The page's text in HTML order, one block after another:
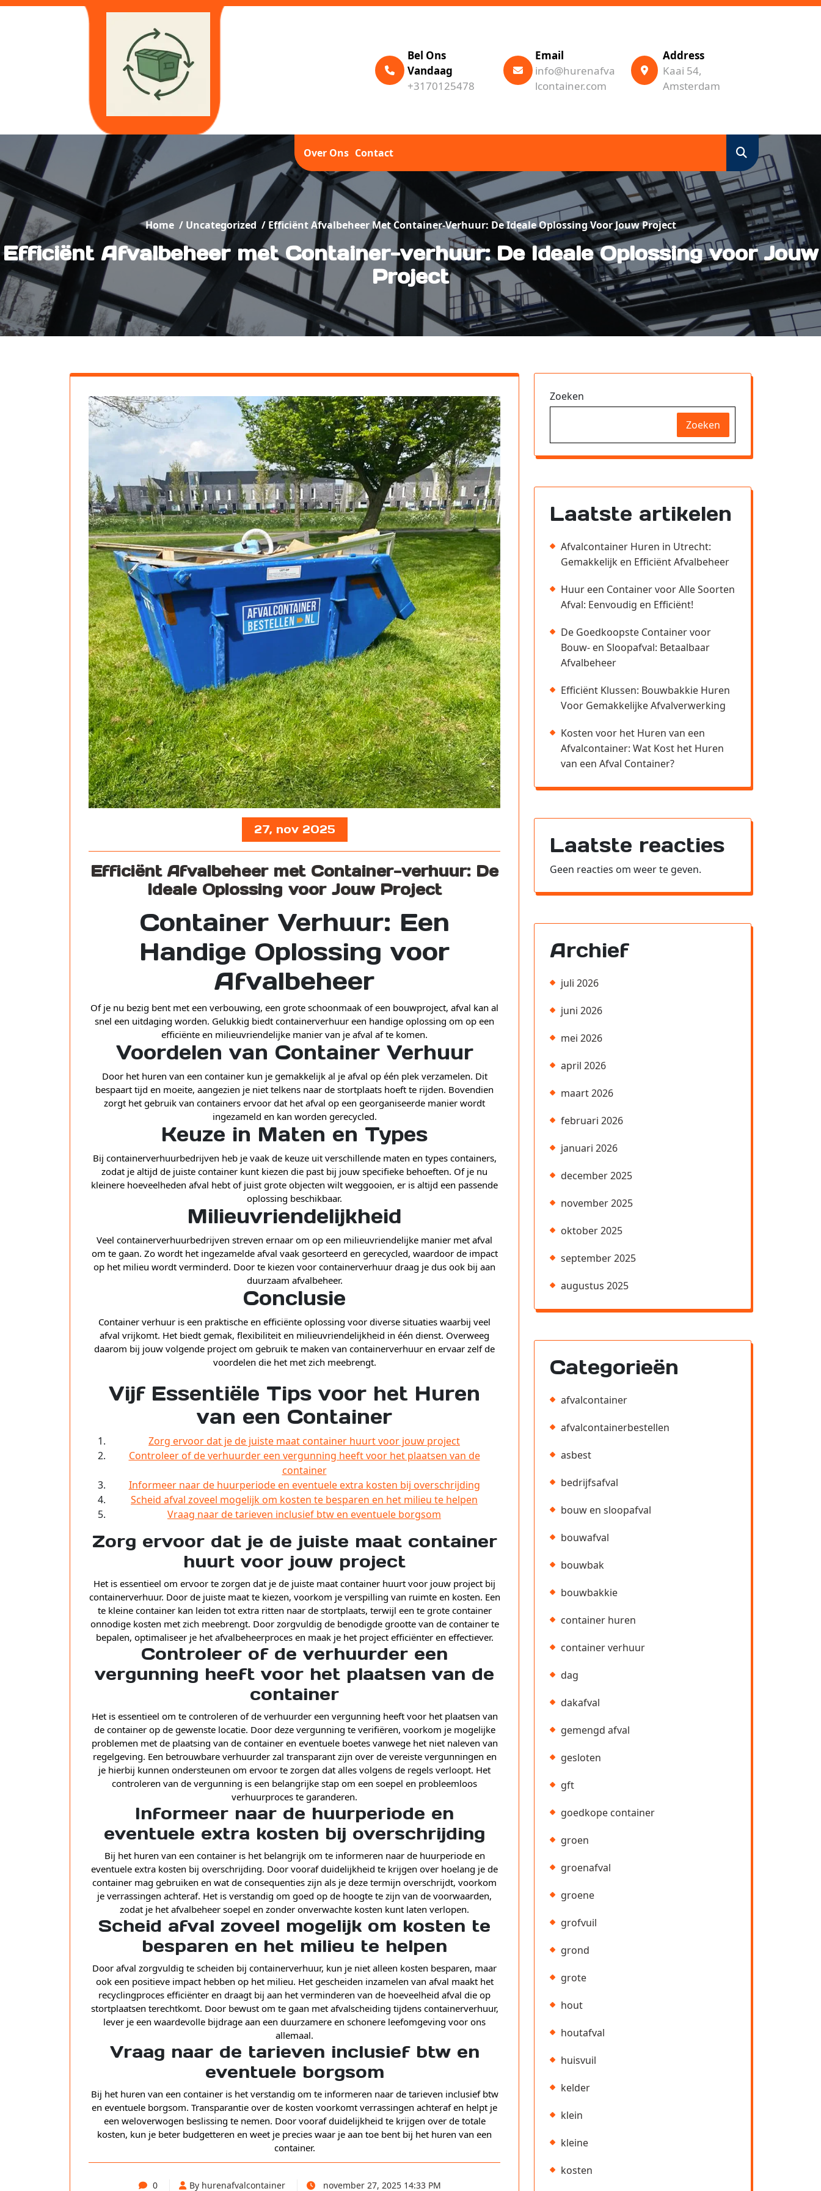
Skip
Bel Ons
Vandaag
+3170125478
Email
info@hurenafva
lcontainer.com
Address
Kaai 54,
Amsterdam
Over Ons Contact
Home/ Uncategorized/ Efficiënt Afvalbeheer Met Container-Verhuur: De Ideale Oplossing Voor Jouw Project
Efficiënt Afvalbeheer met Container-verhuur: De Ideale Oplossing voor Jouw
Project
27, nov 2025
Efficiënt Afvalbeheer met Container-verhuur: De
Ideale Oplossing voor Jouw Project
Container Verhuur: Een
Handige Oplossing voor
Afvalbeheer
Of je nu bezig bent met een verbouwing, een grote schoonmaak of een bouwproject, afval kan al
snel een uitdaging worden. Gelukkig biedt containerverhuur een handige oplossing om op een
efficiënte en milieuvriendelijke manier van je afval af te komen.
Voordelen van Container Verhuur
Door het huren van een container kun je gemakkelijk al je afval op één plek verzamelen. Dit
bespaart tijd en moeite, aangezien je niet telkens naar de stortplaats hoeft te rijden. Bovendien
zorgt het gebruik van containers ervoor dat het afval op een georganiseerde manier wordt
ingezameld en kan worden gerecycled.
Keuze in Maten en Types
Bij containerverhuurbedrijven heb je vaak de keuze uit verschillende maten en types containers,
zodat je altijd de juiste container kunt kiezen die past bij jouw specifieke behoeften. Of je nu
kleinere hoeveelheden afval hebt of juist grote objecten wilt weggooien, er is altijd een passende
oplossing beschikbaar.
Milieuvriendelijkheid
Veel containerverhuurbedrijven streven ernaar om op een milieuvriendelijke manier met afval
om te gaan. Zo wordt het ingezamelde afval vaak gesorteerd en gerecycled, waardoor de impact
op het milieu wordt verminderd. Door te kiezen voor containerverhuur draag je dus ook bij aan
duurzaam afvalbeheer.
Conclusie
Container verhuur is een praktische en efficiënte oplossing voor diverse situaties waarbij veel
afval vrijkomt. Het biedt gemak, flexibiliteit en milieuvriendelijkheid in één dienst. Overweeg
daarom bij jouw volgende project om gebruik te maken van containerverhuur en ervaar zelf de
voordelen die het met zich meebrengt.
Vijf Essentiële Tips voor het Huren
van een Container
Zorg ervoor dat je de juiste maat container huurt voor jouw project
Controleer of de verhuurder een vergunning heeft voor het plaatsen van de
container
Informeer naar de huurperiode en eventuele extra kosten bij overschrijding
Scheid afval zoveel mogelijk om kosten te besparen en het milieu te helpen
Vraag naar de tarieven inclusief btw en eventuele borgsom
Zorg ervoor dat je de juiste maat container
huurt voor jouw project
Het is essentieel om ervoor te zorgen dat je de juiste maat container huurt voor jouw project bij
containerverhuur. Door de juiste maat te kiezen, voorkom je verspilling van ruimte en kosten. Een
te kleine container kan leiden tot extra ritten naar de stortplaats, terwijl een te grote container
onnodige kosten met zich meebrengt. Door zorgvuldig de benodigde grootte van de container te
bepalen, optimaliseer je het afvalbeheerproces en maak je het project efficiënter en effectiever.
Controleer of de verhuurder een
vergunning heeft voor het plaatsen van de
container
Het is essentieel om te controleren of de verhuurder een vergunning heeft voor het plaatsen van
de container op de gewenste locatie. Door deze vergunning te verifiëren, voorkom je mogelijke
problemen met de plaatsing van de container en eventuele boetes vanwege het niet naleven van
regelgeving. Een betrouwbare verhuurder zal transparant zijn over de vereiste vergunningen en
je hierbij kunnen ondersteunen om ervoor te zorgen dat alles volgens de regels verloopt. Het
controleren van de vergunning is een belangrijke stap om een soepel en probleemloos
verhuurproces te garanderen.
Informeer naar de huurperiode en
eventuele extra kosten bij overschrijding
Bij het huren van een container is het belangrijk om te informeren naar de huurperiode en
eventuele extra kosten bij overschrijding. Door vooraf duidelijkheid te krijgen over hoelang je de
container mag gebruiken en wat de consequenties zijn als je deze termijn overschrijdt, voorkom
je verrassingen achteraf. Het is verstandig om goed op de hoogte te zijn van de voorwaarden,
zodat je het afvalbeheer soepel en zonder onverwachte kosten kunt laten verlopen.
Scheid afval zoveel mogelijk om kosten te
besparen en het milieu te helpen
Door afval zorgvuldig te scheiden bij containerverhuur, kun je niet alleen kosten besparen, maar
ook een positieve impact hebben op het milieu. Het gescheiden inzamelen van afval maakt het
recyclingproces efficiënter en draagt bij aan het verminderen van de hoeveelheid afval die op
stortplaatsen terechtkomt. Door bewust om te gaan met afvalscheiding tijdens containerverhuur,
lever je een waardevolle bijdrage aan een duurzamere en schonere leefomgeving voor ons
allemaal.
Vraag naar de tarieven inclusief btw en
eventuele borgsom
Bij het huren van een container is het verstandig om te informeren naar de tarieven inclusief btw
en eventuele borgsom. Transparantie over de kosten voorkomt verrassingen achteraf en helpt je
een weloverwogen beslissing te nemen. Door vooraf duidelijkheid te krijgen over de totale
kosten, kun je beter budgetteren en weet je precies waar je aan toe bent bij het huren van een
container.
0 By hurenafvalcontainer november 27, 2025 14:33 PM
Zoeken
Zoeken
Laatste artikelen
Afvalcontainer Huren in Utrecht:
Gemakkelijk en Efficiënt Afvalbeheer
Huur een Container voor Alle Soorten
Afval: Eenvoudig en Efficiënt!
De Goedkoopste Container voor
Bouw- en Sloopafval: Betaalbaar
Afvalbeheer
Efficiënt Klussen: Bouwbakkie Huren
Voor Gemakkelijke Afvalverwerking
Kosten voor het Huren van een
Afvalcontainer: Wat Kost het Huren
van een Afval Container?
Laatste reacties
Geen reacties om weer te geven.
Archief
juli 2026
juni 2026
mei 2026
april 2026
maart 2026
februari 2026
januari 2026
december 2025
november 2025
oktober 2025
september 2025
augustus 2025
Categorieën
afvalcontainer
afvalcontainerbestellen
asbest
bedrijfsafval
bouw en sloopafval
bouwafval
bouwbak
bouwbakkie
container huren
container verhuur
dag
dakafval
gemengd afval
gesloten
gft
goedkope container
groen
groenafval
groene
grofvuil
grond
grote
hout
houtafval
huisvuil
kelder
klein
kleine
kosten